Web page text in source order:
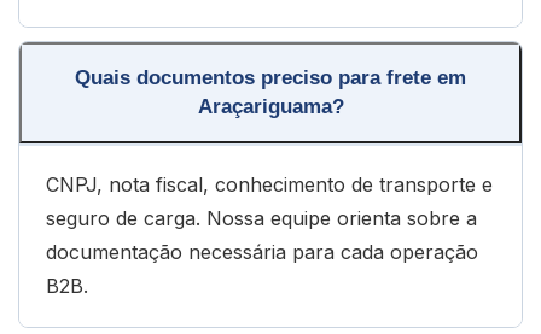
Quais documentos preciso para frete em
Araçariguama?
CNPJ, nota fiscal, conhecimento de transporte e
seguro de carga. Nossa equipe orienta sobre a
documentação necessária para cada operação
B2B.